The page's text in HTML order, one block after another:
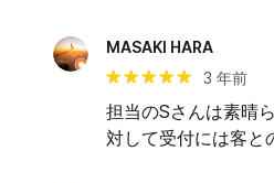
MASAKI HARA
3 年前
担当のSさんは素晴
対して受付には客と